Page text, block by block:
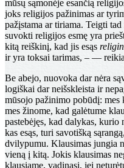
mūsų sąmonėje esančią
joks religijos pažinimas ar
pažįstama ar tiriama. Teigti
suvokti religijos esmę yra
kitą reiškinį, kad jis esąs
ir yra toksai tarimas, – —
Be abejo, nuovoka dar nėra
logiškai dar neišskleista ir
mūsojo pažinimo pobūdį: mes
mes žinome, kad galėtu­me
pastebėjęs, kad dalykas, kurio
kas esąs, turi savotišką
dvilypumu. Klausimas jungia
vieną į kitą. Jokis klausimas
klausiame, vadinasi, jei